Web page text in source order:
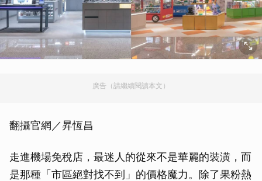
廣告（請繼續閱讀本文）
翻攝官網／昇恆昌
走進機場免稅店，最迷人的從來不是華麗的裝潢，而
是那種「市區絕對找不到」的價格魔力。除了果粉熱